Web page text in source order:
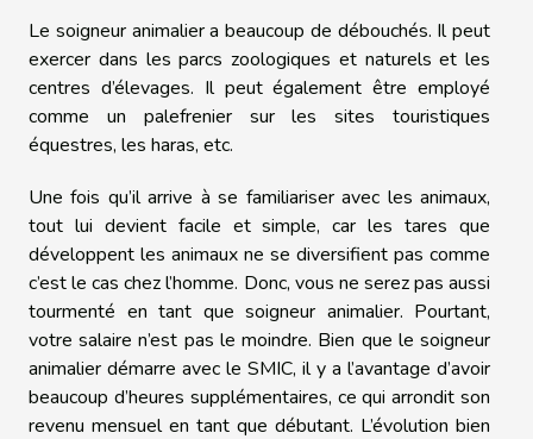
Le soigneur animalier a beaucoup de débouchés. Il peut
exercer dans les parcs zoologiques et naturels et les
centres d’élevages. Il peut également être employé
comme un palefrenier sur les sites touristiques
équestres, les haras, etc.
Une fois qu’il arrive à se familiariser avec les animaux,
tout lui devient facile et simple, car les tares que
développent les animaux ne se diversifient pas comme
c’est le cas chez l’homme. Donc, vous ne serez pas aussi
tourmenté en tant que soigneur animalier. Pourtant,
votre salaire n’est pas le moindre. Bien que le soigneur
animalier démarre avec le SMIC, il y a l’avantage d’avoir
beaucoup d’heures supplémentaires, ce qui arrondit son
revenu mensuel en tant que débutant. L’évolution bien